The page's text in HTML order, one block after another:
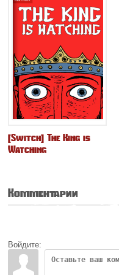
[Switch] The King is
Watching
Комментарии
Войдите: